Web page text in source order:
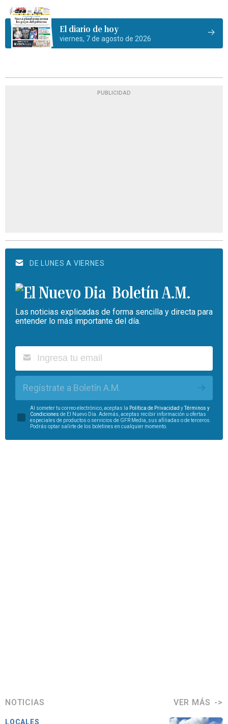
El diario de hoy
viernes, 7 de agosto de 2026
PUBLICIDAD
DE LUNES A VIERNES
Boletín A.M.
Las noticias explicadas de forma sencilla y directa para
entender lo más importante del día.
Regístrate a Boletín A.M.
Al someter tu correo electrónico, aceptas la Política de Privacidad yTérminos y
Condiciones de El Nuevo Día. Además, aceptas recibir información u ofertas
especiales de productos o servicios de GFR Media, sus afiliadas o de terceros.
Podrás optar salirte de los boletines en cualquier momento.
NOTICIAS VER MÁS
LOCALES